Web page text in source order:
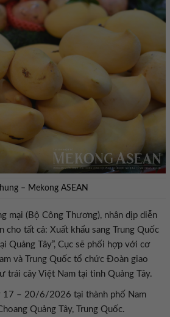
– Mekong ASEAN
mại (Bộ Công Thương), nhân dịp diễn
cho tất cả: Xuất khẩu sang Trung Quốc
Quảng Tây”, Cục sẽ phối hợp với cơ
và Trung Quốc tổ chức Đoàn giao
trái cây Việt Nam tại tỉnh Quảng Tây.
17 – 20/6/2026 tại thành phố Nam
Quảng Tây, Trung Quốc.